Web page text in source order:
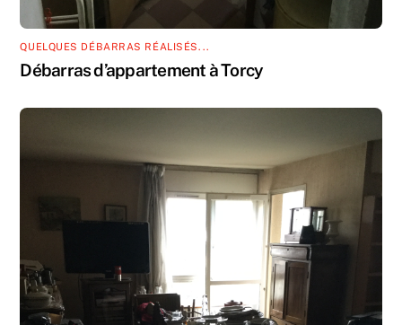
QUELQUES DÉBARRAS RÉALISÉS...
Débarras d’appartement à Torcy